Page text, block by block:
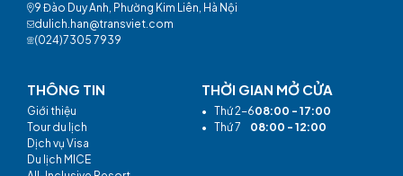
9 Đào Duy Anh, Phường Kim Liên, Hà Nội
dulich.han@transviet.com
(024)7305 7939
THÔNG TIN
Giới thiệu
Tour du lịch
Dịch vụ Visa
Du lịch MICE
THỜI GIAN MỞ CỬA
• Thứ 2-608:00 - 17:00
• Thứ 7 08:00 - 12:00